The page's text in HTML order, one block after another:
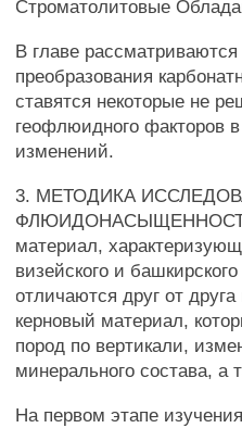
Строматолитовые
В главе
преобразования
ставятся некоторые не
геофлюидного факторов
изменений.
3. МЕТОДИКА
ФЛЮИДОНАСЫЩЕННОСТИ
материал,
визейского и
отличаются друг от
керновый материал,
пород по вертикали,
минерального состава,
На первом этапе